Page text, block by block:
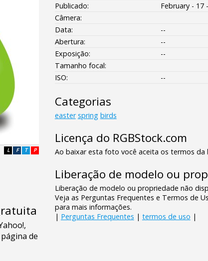
P
T
F
L
Publicado:
February - 17
Câmera:
Data:
--
Abertura:
--
Exposição:
--
Tamanho focal:
ISO:
--
Categorias
easter spring birds
Licença do RGBStock.com
Ao baixar esta foto você aceita os termos da
Liberação de modelo ou
Liberação de modelo ou propriedade não
Veja as Perguntas Frequentes e Termos de
para mais informações.
| Perguntas Frequentes | termos de uso |